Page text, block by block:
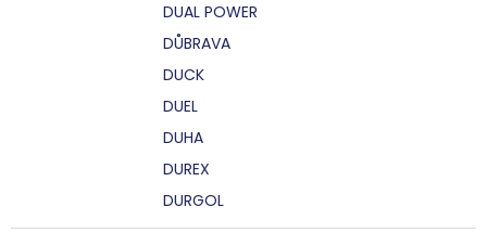
DUAL POWER
DŮBRAVA
DUCK
DUEL
DUHA
DUREX
DURGOL